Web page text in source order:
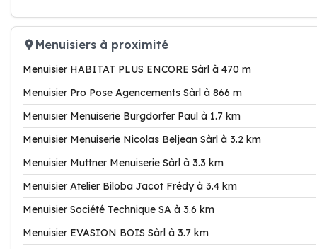
Menuisiers à proximité
Menuisier HABITAT PLUS ENCORE Sàrl à 470 m
Menuisier Pro Pose Agencements Sàrl à 866 m
Menuisier Menuiserie Burgdorfer Paul à 1.7 km
Menuisier Menuiserie Nicolas Beljean Sàrl à 3.2 km
Menuisier Muttner Menuiserie Sàrl à 3.3 km
Menuisier Atelier Biloba Jacot Frédy à 3.4 km
Menuisier Société Technique SA à 3.6 km
Menuisier EVASION BOIS Sàrl à 3.7 km